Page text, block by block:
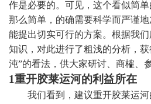
作是必要的。可见，这个看似简
那么简单，的确需要科学而严谨
能提出切实可行的方案。根据我
知识，对此进行了粗浅的分析，
沌”的看法，供大家研讨、商榷、参
1重开胶莱运河的利益所在
我们看到，建议重开胶莱运